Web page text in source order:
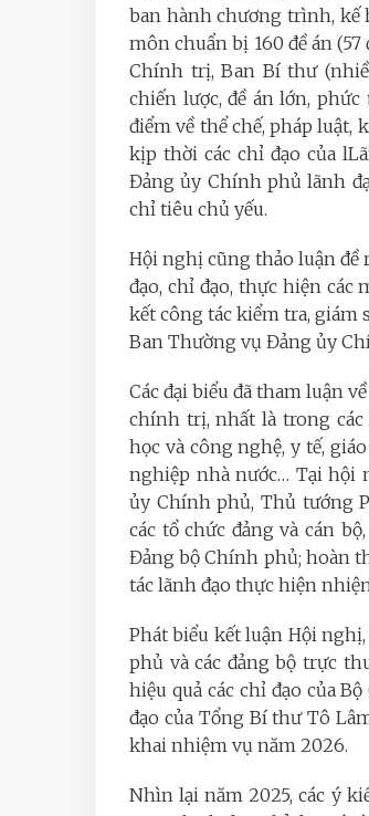
ban hành chương trình, kế
môn chuẩn bị 160 đề án
Chính trị, Ban Bí thư
chiến lược, đề án lớn,
điểm về thể chế, pháp luật,
kịp thời các chỉ đạo của
Đảng ủy Chính phủ lãnh
chỉ tiêu chủ yếu.
Hội nghị cũng thảo luận đề
đạo, chỉ đạo, thực hiện các
kết công tác kiểm tra, giám
Ban Thường vụ Đảng ủy
Các đại biểu đã tham luận
chính trị, nhất là trong
học và công nghệ, y tế,
nghiệp nhà nước… Tại hội
ủy Chính phủ, Thủ tướng
các tổ chức đảng và cán
Đảng bộ Chính phủ; hoàn
tác lãnh đạo thực hiện
Phát biểu kết luận Hội
phủ và các đảng bộ trực
hiệu quả các chỉ đạo của
đạo của Tổng Bí thư Tô
khai nhiệm vụ năm 2026.
Nhìn lại năm 2025, các ý